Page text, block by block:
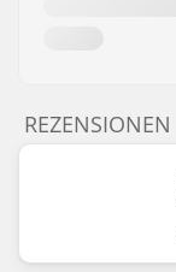
REZENSIONEN